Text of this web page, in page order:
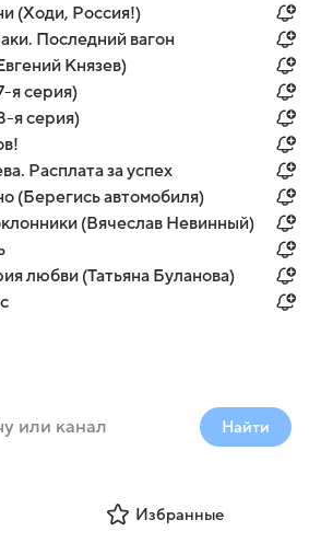
(Ходи, Россия!)
Последний вагон
Князев)
я серия)
я серия)
Расплата за успех
(Берегись автомобиля)
(Вячеслав Невинный)
любви (Татьяна Буланова)
Найти
Избранные